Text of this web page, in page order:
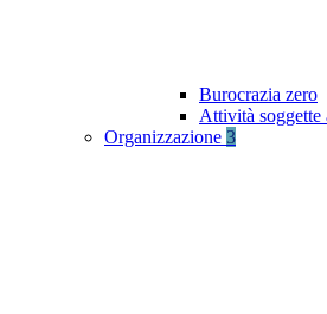
Burocrazia zero
Attività soggette
Organizzazione 3